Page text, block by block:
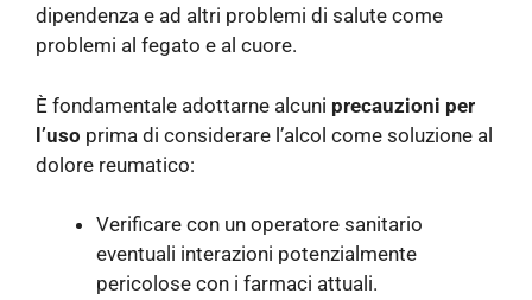
dipendenza e ad altri problemi di salute come
problemi al fegato e al cuore.
È fondamentale adottarne alcuni precauzioni per
l’uso prima di considerare l’alcol come soluzione al
dolore reumatico:
Verificare con un operatore sanitario
eventuali interazioni potenzialmente
pericolose con i farmaci attuali.